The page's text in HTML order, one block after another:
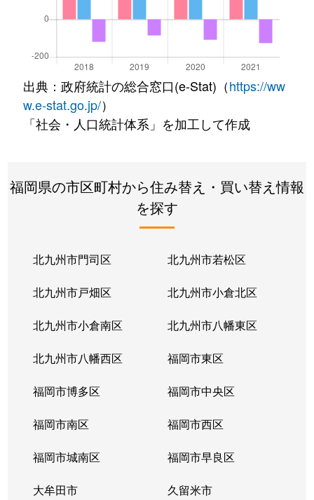
出典：政府統計の総合窓口(e-Stat)（https://ww
w.e-stat.go.jp/）
「社会・人口統計体系」を加工して作成
福岡県の市区町村から住み替え・買い替え情報
を探す
北九州市門司区 北九州市若松区
北九州市戸畑区 北九州市小倉北区
北九州市小倉南区 北九州市八幡東区
北九州市八幡西区 福岡市東区
福岡市博多区 福岡市中央区
福岡市南区 福岡市西区
福岡市城南区 福岡市早良区
大牟田市 久留米市